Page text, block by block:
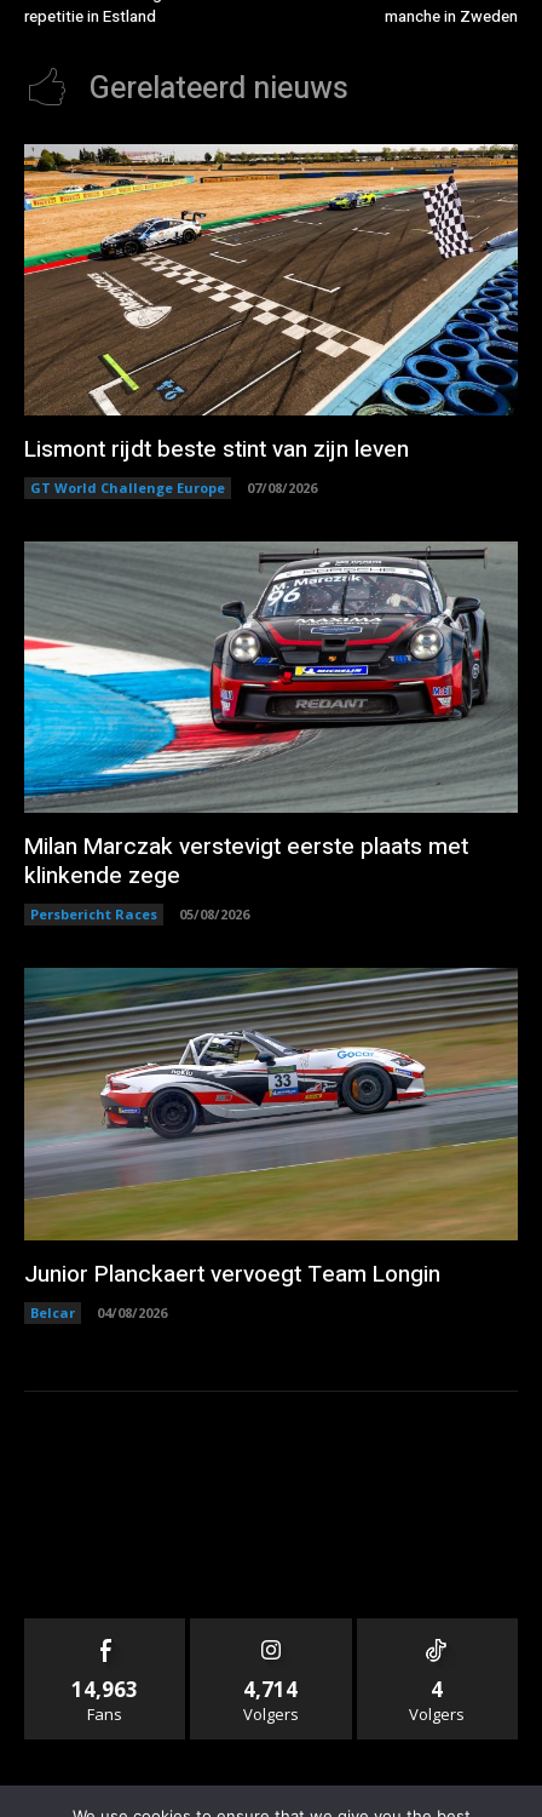
repetitie in Estland
manche in Zweden
Gerelateerd nieuws
Lismont rijdt beste stint van zijn leven
GT World Challenge Europe 07/08/2026
Milan Marczak verstevigt eerste plaats met
klinkende zege
Persbericht Races 05/08/2026
Junior Planckaert vervoegt Team Longin
Belcar 04/08/2026
14,963
Fans
4,714
Volgers
4
Volgers